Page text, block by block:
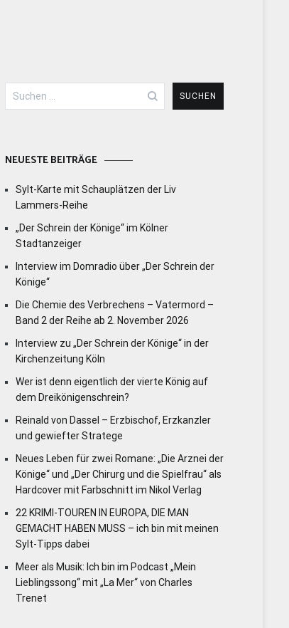
Suchen
nach:
NEUESTE BEITRÄGE
Sylt-Karte mit Schauplätzen der Liv
Lammers-Reihe
„Der Schrein der Könige“ im Kölner
Stadtanzeiger
Interview im Domradio über „Der Schrein der
Könige“
Die Chemie des Verbrechens – Vatermord –
Band 2 der Reihe ab 2. November 2026
Interview zu „Der Schrein der Könige“ in der
Kirchenzeitung Köln
Wer ist denn eigentlich der vierte König auf
dem Dreikönigenschrein?
Reinald von Dassel – Erzbischof, Erzkanzler
und gewiefter Stratege
Neues Leben für zwei Romane: „Die Arznei der
Könige“ und „Der Chirurg und die Spielfrau“ als
Hardcover mit Farbschnitt im Nikol Verlag
22 KRIMI-TOUREN IN EUROPA, DIE MAN
GEMACHT HABEN MUSS – ich bin mit meinen
Sylt-Tipps dabei
Meer als Musik: Ich bin im Podcast „Mein
Lieblingssong“ mit „La Mer“ von Charles
Trenet